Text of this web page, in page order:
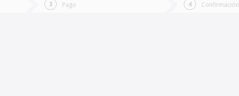
Pago Confirmación